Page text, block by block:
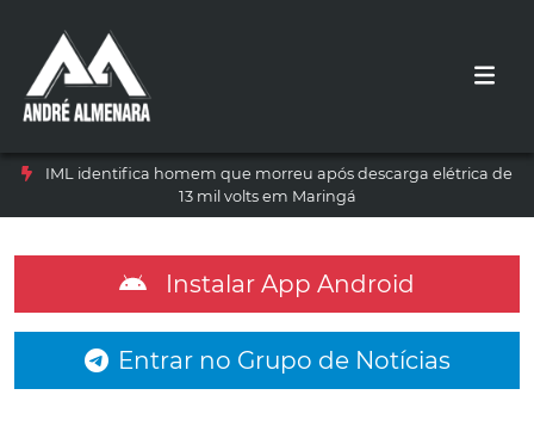
IML identifica homem que morreu após descarga elétrica de
13 mil volts em Maringá
Instalar App Android
Entrar no Grupo de Notícias